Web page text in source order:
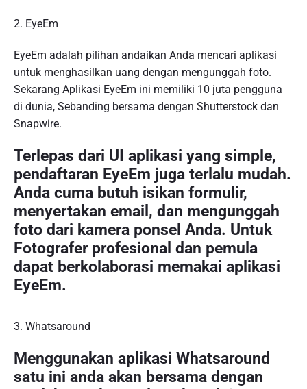
2. EyeEm
EyeEm adalah pilihan andaikan Anda mencari aplikasi
untuk menghasilkan uang dengan mengunggah foto.
Sekarang Aplikasi EyeEm ini memiliki 10 juta pengguna
di dunia, Sebanding bersama dengan Shutterstock dan
Snapwire.
Terlepas dari UI aplikasi yang simple,
pendaftaran EyeEm juga terlalu mudah.
Anda cuma butuh isikan formulir,
menyertakan email, dan mengunggah
foto dari kamera ponsel Anda. Untuk
Fotografer profesional dan pemula
dapat berkolaborasi memakai aplikasi
EyeEm.
3. Whatsaround
Menggunakan aplikasi Whatsaround
satu ini anda akan bersama dengan